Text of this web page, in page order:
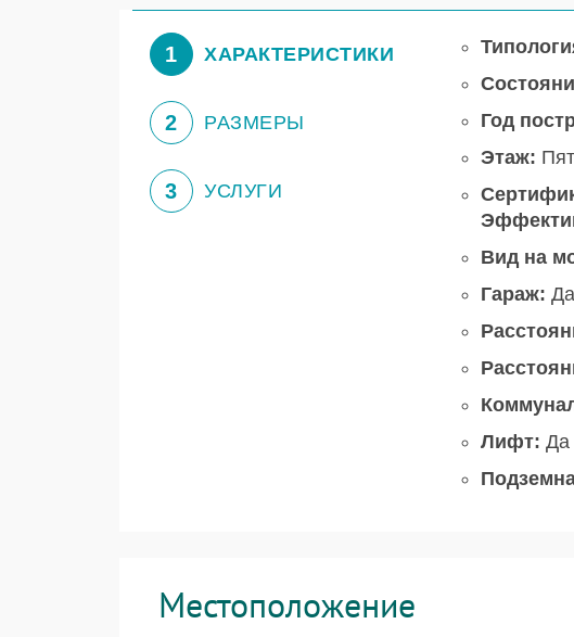
1 ХАРАКТЕРИСТИКИ
2 РАЗМЕРЫ
3 УСЛУГИ
Год
Этаж:
Вид на
Гараж: Да
Лифт: Да
Местоположение